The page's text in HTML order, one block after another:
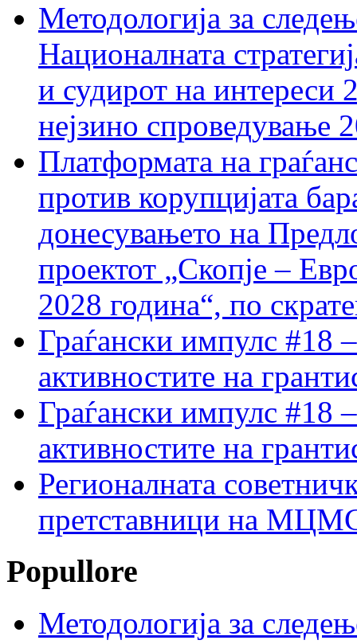
Методологија за
Националната
и судирот на интереси
нејзино спроведување
Платформата на
против корупцијата
донесувањето на
проектот „Скопје –
2028 година“, по
Граѓански импулс #18
активностите на
Граѓански импулс #18
активностите на
Регионалната
претставници на МЦМС
Popullore
Методологија за